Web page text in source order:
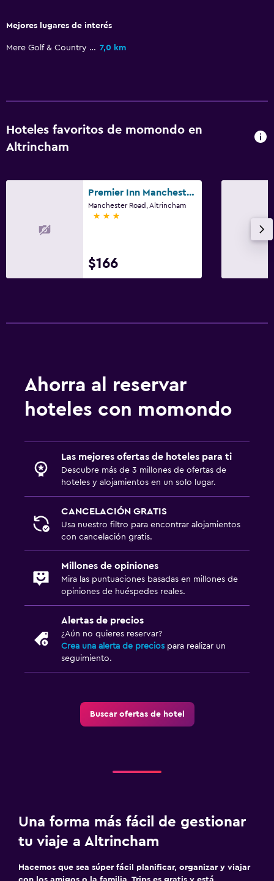
Mejores lugares de interés
Mere Golf & Country Club 7,0 km
Hoteles favoritos de momondo en
Altrincham
Premier Inn Manchester Altrincham
Manchester Road, Altrincham
3 estrellas
$166
Ahorra al reservar
hoteles con momondo
Las mejores ofertas de hoteles para ti
Descubre más de 3 millones de ofertas de
hoteles y alojamientos en un solo lugar.
CANCELACIÓN GRATIS
Usa nuestro filtro para encontrar alojamientos
con cancelación gratis.
Millones de opiniones
Mira las puntuaciones basadas en millones de
opiniones de huéspedes reales.
Alertas de precios
¿Aún no quieres reservar?
Crea una alerta de precios para realizar un
seguimiento.
Buscar ofertas de hotel
Una forma más fácil de gestionar
tu viaje a Altrincham
Hacemos que sea súper fácil planificar, organizar y viajar